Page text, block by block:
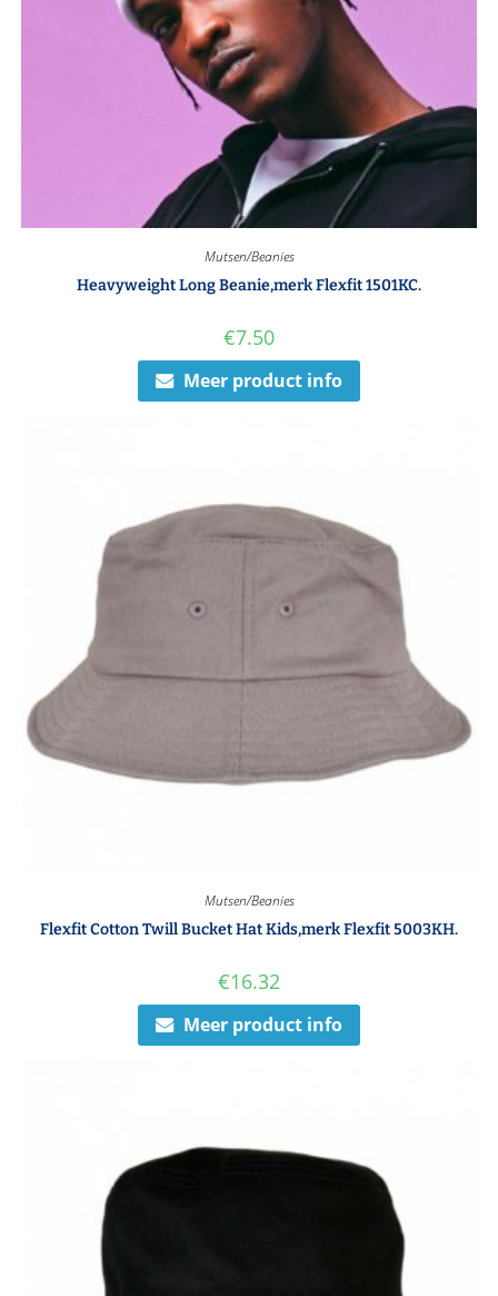
Mutsen/Beanies
Heavyweight Long Beanie,merk Flexfit 1501KC.
€7.50
Meer product info
Mutsen/Beanies
Flexfit Cotton Twill Bucket Hat Kids,merk Flexfit 5003KH.
€16.32
Meer product info